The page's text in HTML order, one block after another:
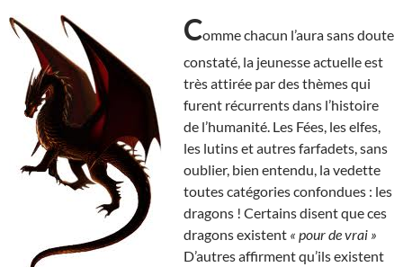
Comme chacun l’aura sans doute
constaté, la jeunesse actuelle est
très attirée par des thèmes qui
furent récurrents dans l’histoire
de l’humanité. Les Fées, les elfes,
les lutins et autres farfadets, sans
oublier, bien entendu, la vedette
toutes catégories confondues : les
dragons ! Certains disent que ces
dragons existent « pour de vrai »
D’autres affirment qu’ils existent